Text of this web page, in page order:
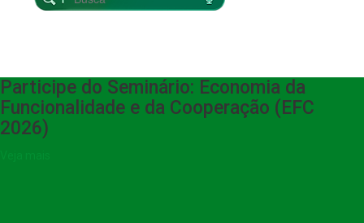
Participe do Seminário: Economia da
Funcionalidade e da Cooperação (EFC
2026)